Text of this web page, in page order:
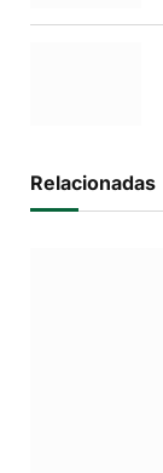
Relacionadas